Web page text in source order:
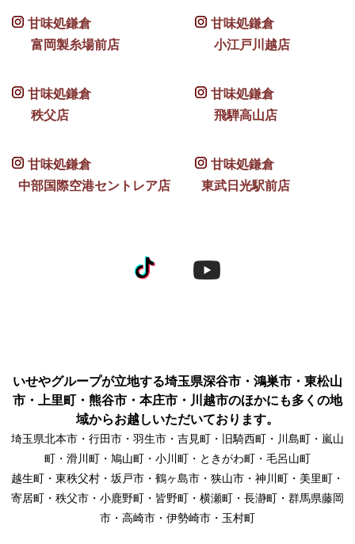
甘味処鎌倉
富岡製糸場前店
甘味処鎌倉
小江戸川越店
甘味処鎌倉
秩父店
甘味処鎌倉
飛騨高山店
甘味処鎌倉
中部国際空港セントレア店
甘味処鎌倉
東武日光駅前店
いせやグループが立地する埼玉県深谷市・鴻巣市・東松山
市・上里町・熊谷市・本庄市・川越市のほかにも多くの地
域からお越しいただいております。
埼玉県北本市・行田市・羽生市・吉見町・旧騎西町・川島町・嵐山
町・滑川町・鳩山町・小川町・ときがわ町・毛呂山町
越生町・東秩父村・坂戸市・鶴ヶ島市・狭山市・神川町・美里町・
寄居町・秩父市・小鹿野町・皆野町・横瀬町・長瀞町・群馬県藤岡
市・高崎市・伊勢崎市・玉村町